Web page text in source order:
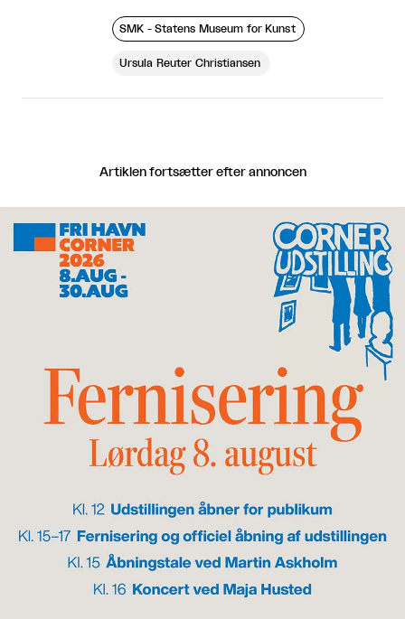
SMK - Statens Museum for Kunst
Ursula Reuter Christiansen
Artiklen fortsætter efter annoncen